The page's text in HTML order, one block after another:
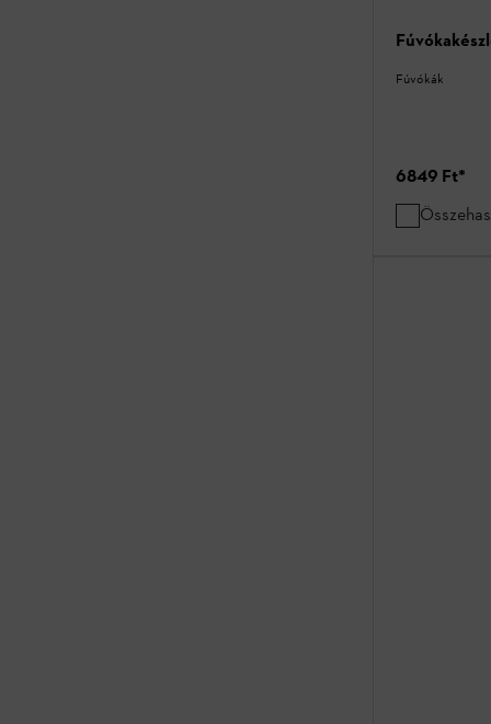
Fúvókák
6849 Ft*